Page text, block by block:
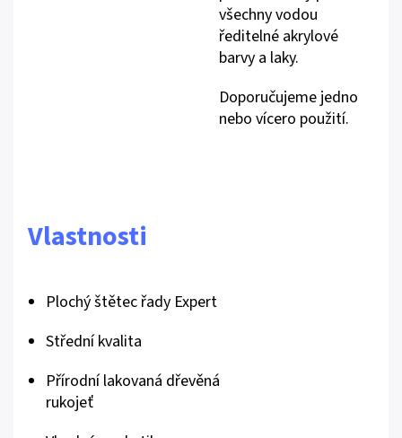
všechny vodou
ředitelné akrylové
barvy a laky.
Doporučujeme jedno
nebo vícero použití.
Vlastnosti
Plochý štětec řady Expert
Střední kvalita
Přírodní lakovaná dřevěná
rukojeť